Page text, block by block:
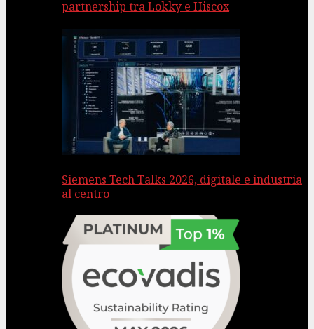
partnership tra Lokky e Hiscox
Siemens Tech Talks 2026, digitale e industria
al centro